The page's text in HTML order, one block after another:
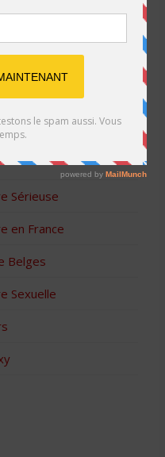
Échangistes
Sérieuse
en France
Belges
Sexuelle